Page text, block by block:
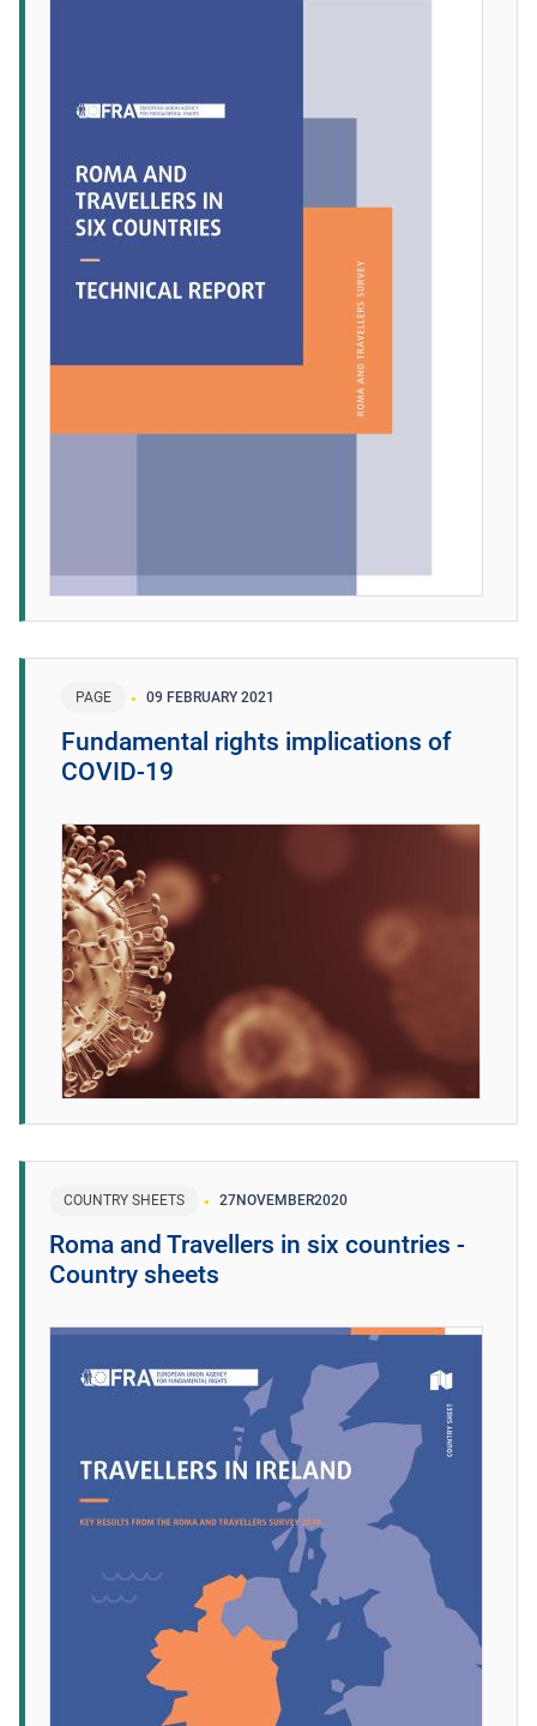
PAGE 09 FEBRUARY 2021
Fundamental rights implications of
COVID-19
COUNTRY SHEETS 27NOVEMBER2020
Roma and Travellers in six countries -
Country sheets